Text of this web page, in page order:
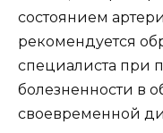
состоянием
рекомендуется
специалиста при
болезненности в
своевременной